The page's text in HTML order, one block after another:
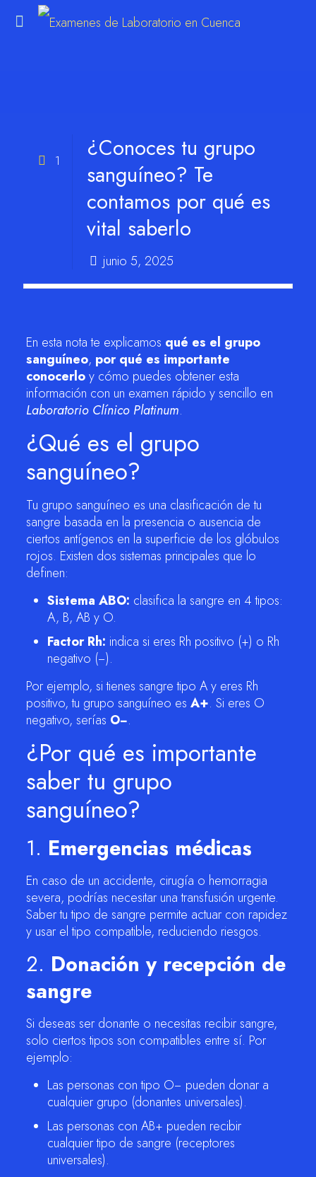
1
¿Conoces tu grupo
sanguíneo? Te
contamos por qué es
vital saberlo
junio 5, 2025
En esta nota te explicamos qué es el grupo
sanguíneo, por qué es importante
conocerloy cómo puedes obtener esta
información con un examen rápido y sencillo en
Laboratorio Clínico Platinum.
¿Qué es el grupo
sanguíneo?
Tu grupo sanguíneo es una clasificación de tu
sangre basada en la presencia o ausencia de
ciertos antígenos en la superficie de los glóbulos
rojos. Existen dos sistemas principales que lo
definen:
Sistema ABO: clasifica la sangre en 4 tipos:
A, B, AB y O.
Factor Rh: indica si eres Rh positivo (+) o Rh
negativo (−).
Por ejemplo, si tienes sangre tipo A y eres Rh
positivo, tu grupo sanguíneo es A+. Si eres O
negativo, serías O−.
¿Por qué es importante
saber tu grupo
sanguíneo?
1. Emergencias médicas
En caso de un accidente, cirugía o hemorragia
severa, podrías necesitar una transfusión urgente.
Saber tu tipo de sangre permite actuar con rapidez
y usar el tipo compatible, reduciendo riesgos.
2. Donación y recepción de
sangre
Si deseas ser donante o necesitas recibir sangre,
solo ciertos tipos son compatibles entre sí. Por
ejemplo:
Las personas con tipo O− pueden donar a
cualquier grupo (donantes universales).
Las personas con AB+ pueden recibir
cualquier tipo de sangre (receptores
universales).